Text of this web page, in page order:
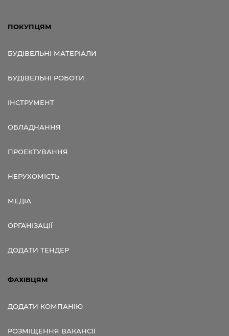
ПОКУПЦЯМ
БУДІВЕЛЬНІ МАТЕРІАЛИ
БУДІВЕЛЬНІ РОБОТИ
ІНСТРУМЕНТ
ОБЛАДНАННЯ
ПРОЕКТУВАННЯ
НЕРУХОМІСТЬ
МЕДІА
ОРГАНІЗАЦІЇ
ДОДАТИ ТЕНДЕР
ФАХІВЦЯМ
ДОДАТИ КОМПАНІЮ
РОЗМІЩЕННЯ ВАКАНСІЇ